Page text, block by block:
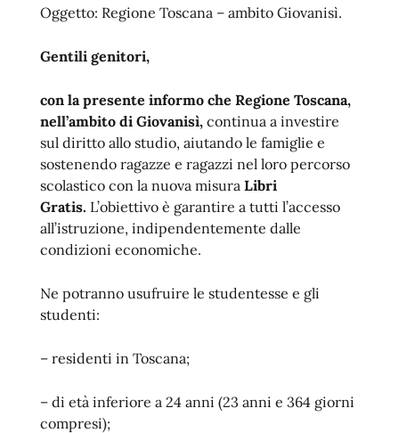
Oggetto: Regione Toscana – ambito Giovanisì.
Gentili genitori,
con la presente informo che Regione Toscana,
nell’ambito di Giovanisì, continua a investire
sul diritto allo studio, aiutando le famiglie e
sostenendo ragazze e ragazzi nel loro percorso
scolastico con la nuova misura Libri
Gratis. L’obiettivo è garantire a tutti l’accesso
all’istruzione, indipendentemente dalle
condizioni economiche.
Ne potranno usufruire le studentesse e gli
studenti:
– residenti in Toscana;
– di età inferiore a 24 anni (23 anni e 364 giorni
compresi);